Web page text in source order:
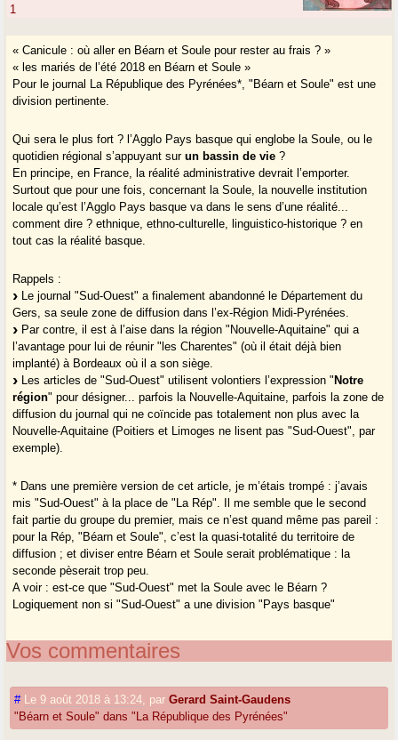
1
« Canicule : où aller en Béarn et Soule pour rester au frais ? »
« les mariés de l’été 2018 en Béarn et Soule »
Pour le journal La République des Pyrénées*, "Béarn et Soule" est une
division pertinente.
Qui sera le plus fort ? l’Agglo Pays basque qui englobe la Soule, ou le
quotidien régional s’appuyant surun bassin de vie ?
En principe, en France, la réalité administrative devrait l’emporter.
Surtout que pour une fois, concernant la Soule, la nouvelle institution
locale qu’est l’Agglo Pays basque va dans le sens d’une réalité...
comment dire ? ethnique, ethno-culturelle, linguistico-historique ? en
tout cas la réalité basque.
Rappels :
Le journal "Sud-Ouest" a finalement abandonné le Département du
Gers, sa seule zone de diffusion dans l’ex-Région Midi-Pyrénées.
Par contre, il est à l’aise dans la région "Nouvelle-Aquitaine" qui a
l’avantage pour lui de réunir "les Charentes" (où il était déjà bien
implanté) à Bordeaux où il a son siège.
Les articles de "Sud-Ouest" utilisent volontiers l’expression " Notre
région" pour désigner... parfois la Nouvelle-Aquitaine, parfois la zone de
diffusion du journal qui ne coïncide pas totalement non plus avec la
Nouvelle-Aquitaine (Poitiers et Limoges ne lisent pas "Sud-Ouest", par
exemple).
* Dans une première version de cet article, je m’étais trompé : j’avais
mis "Sud-Ouest" à la place de "La Rép". Il me semble que le second
fait partie du groupe du premier, mais ce n’est quand même pas pareil :
pour la Rép, "Béarn et Soule", c’est la quasi-totalité du territoire de
diffusion ; et diviser entre Béarn et Soule serait problématique : la
seconde pèserait trop peu.
A voir : est-ce que "Sud-Ouest" met la Soule avec le Béarn ?
Logiquement non si "Sud-Ouest" a une division "Pays basque"
Vos commentaires
# Le 9 août 2018 à 13:24 parGerard Saint-Gaudens
"Béarn et Soule" dans "La République des Pyrénées"